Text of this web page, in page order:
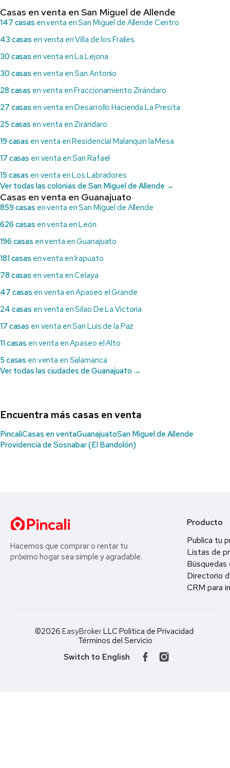
Casas en venta en San Miguel de Allende
147 casas en venta en San Miguel de Allende Centro
43 casas en venta en Villa de los Frailes
30 casas en venta en La Lejona
30 casas en venta en San Antonio
28 casas en venta en Fraccionamiento Zirándaro
27 casas en venta en Desarrollo Hacienda La Presita
25 casas en venta en Zirándaro
19 casas en venta en Residencial Malanquin la Mesa
17 casas en venta en San Rafael
15 casas en venta en Los Labradores
Ver todas las colonias de San Miguel de Allende →
Casas en venta en Guanajuato
859 casas en venta en San Miguel de Allende
626 casas en venta en León
196 casas en venta en Guanajuato
181 casas en venta en Irapuato
78 casas en venta en Celaya
47 casas en venta en Apaseo el Grande
24 casas en venta en Silao De La Victoria
17 casas en venta en San Luis de la Paz
11 casas en venta en Apaseo el Alto
5 casas en venta en Salamanca
Ver todas las ciudades de Guanajuato →
Encuentra más casas en venta
PincaliCasas en ventaGuanajuatoSan Miguel de Allende
Providencia de Sosnabar (El Bandolón)
Hacemos que comprar o rentar tu
próximo hogar sea simple y agradable.
Producto
Publica tu
Listas de
Búsquedas
Directorio
CRM para
©2026 EasyBrokerLLC·Política de Privacidad·
Términos del Servicio
Switch to English